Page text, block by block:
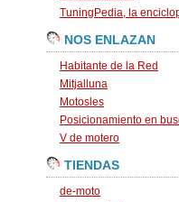
TuningPedia, la
NOS ENLAZAN
Habitante de la Red
Mitjalluna
Motosles
Posicionamiento en
V de motero
TIENDAS
de-moto